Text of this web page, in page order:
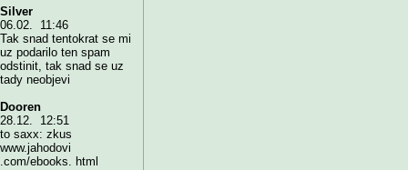
Silver
06.02. 11:46
Tak snad tentokrat se mi
uz podarilo ten spam
odstinit, tak snad se uz
tady neobjevi
Dooren
28.12. 12:51
to saxx: zkus
www.jahodovi
.com/ebooks. html